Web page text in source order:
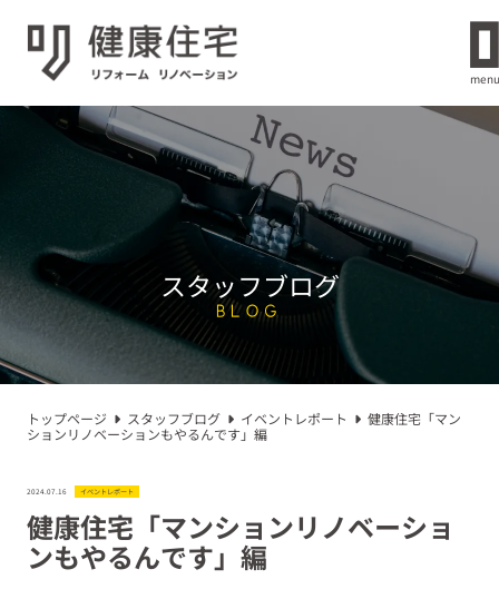
menu
スタッフブログ
BLOG
トップページ スタッフブログ イベントレポート
健康住宅「マン
ションリノベーションもやるんです」編
2024.07.16 イベントレポート
健康住宅「マンションリノベーショ
ンもやるんです」編